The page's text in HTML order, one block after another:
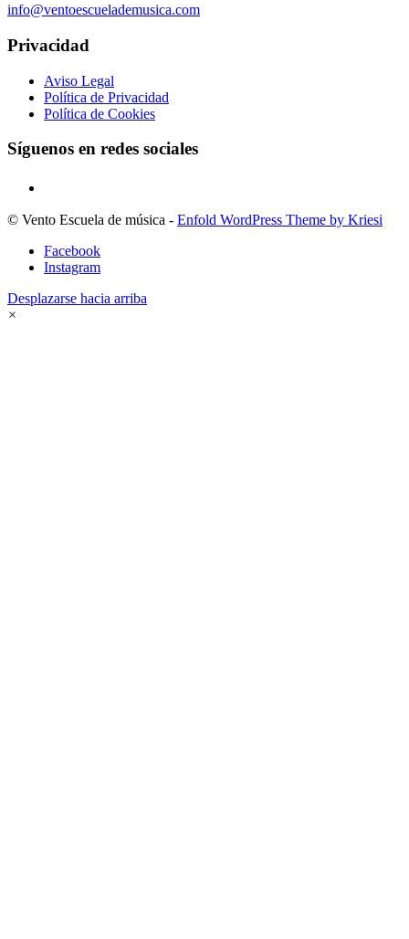
info@ventoescuelademusica.com
Privacidad
Aviso Legal
Política de Privacidad
Política de Cookies
Síguenos en redes sociales
© Vento Escuela de música - Enfold WordPress Theme by Kriesi
Facebook
Instagram
Desplazarse hacia arriba
×